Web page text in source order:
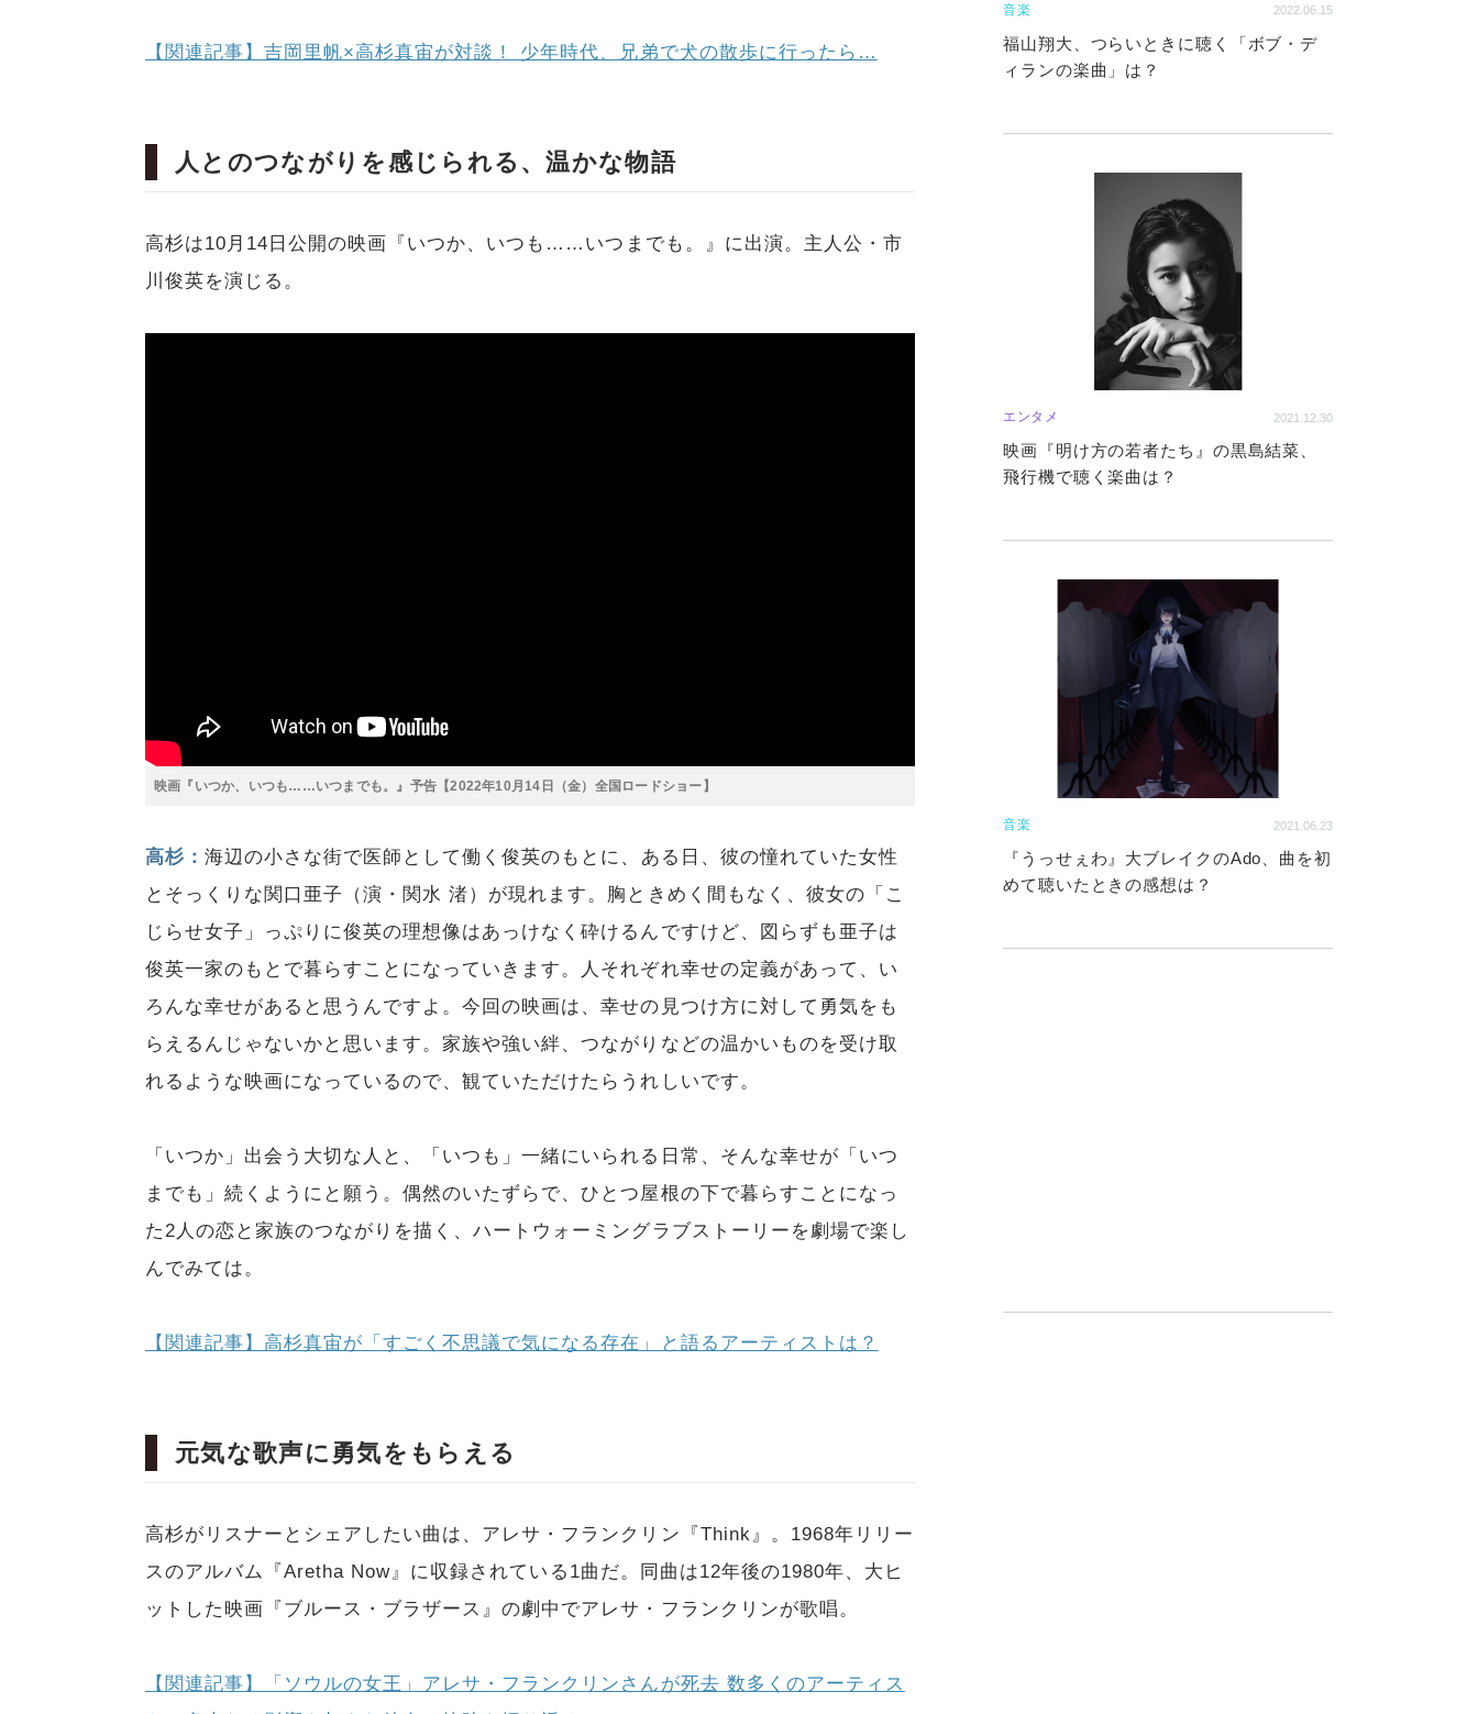
【関連記事】吉岡里帆×高杉真宙が対談！ 少年時代、兄弟で犬の散歩に行ったら…
人とのつながりを感じられる、温かな物語
高杉は10月14日公開の映画『いつか、いつも……いつまでも。』に出演。主人公・市
川俊英を演じる。
映画『いつか、いつも……いつまでも。』予告【2022年10月14日（金）全国ロードショー】
高杉：海辺の小さな街で医師として働く俊英のもとに、ある日、彼の憧れていた女性
とそっくりな関口亜子（演・関水 渚）が現れます。胸ときめく間もなく、彼女の「こ
じらせ女子」っぷりに俊英の理想像はあっけなく砕けるんですけど、図らずも亜子は
俊英一家のもとで暮らすことになっていきます。人それぞれ幸せの定義があって、い
ろんな幸せがあると思うんですよ。今回の映画は、幸せの見つけ方に対して勇気をも
らえるんじゃないかと思います。家族や強い絆、つながりなどの温かいものを受け取
れるような映画になっているので、観ていただけたらうれしいです。
「いつか」出会う大切な人と、「いつも」一緒にいられる日常、そんな幸せが「いつ
までも」続くようにと願う。偶然のいたずらで、ひとつ屋根の下で暮らすことになっ
た2人の恋と家族のつながりを描く、ハートウォーミングラブストーリーを劇場で楽し
んでみては。
【関連記事】高杉真宙が「すごく不思議で気になる存在」と語るアーティストは？
元気な歌声に勇気をもらえる
高杉がリスナーとシェアしたい曲は、アレサ・フランクリン『Think』。1968年リリー
スのアルバム『Aretha Now』に収録されている1曲だ。同曲は12年後の1980年、大ヒ
ットした映画『ブルース・ブラザース』の劇中でアレサ・フランクリンが歌唱。
【関連記事】「ソウルの女王」アレサ・フランクリンさんが死去 数多くのアーティス
音楽 2022.06.15
福山翔大、つらいときに聴く「ボブ・デ
ィランの楽曲」は？
エンタメ 2021.12.30
映画『明け方の若者たち』の黒島結菜、
飛行機で聴く楽曲は？
音楽 2021.06.23
『うっせぇわ』大ブレイクのAdo、曲を初
めて聴いたときの感想は？